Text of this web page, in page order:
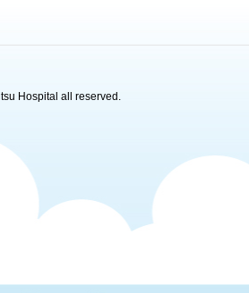
Hospital all reserved.